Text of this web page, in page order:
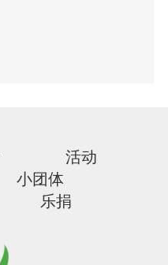
活动
小团体
乐捐